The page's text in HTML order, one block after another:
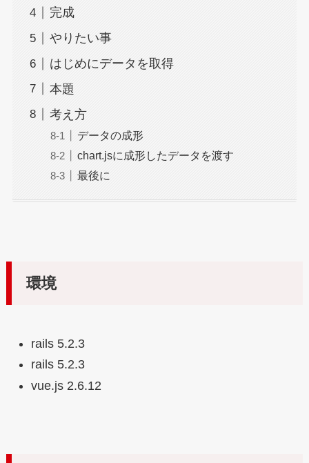
完成
やりたい事
はじめにデータを取得
本題
考え方
データの成形
chart.jsに成形したデータを渡す
最後に
環境
rails 5.2.3
rails 5.2.3
vue.js 2.6.12